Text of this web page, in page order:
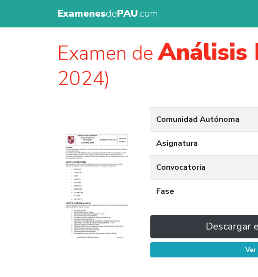
ExamenesdePAU.com
Examen deAnálisis
2024)
Comunidad Autónoma
Asignatura
Convocatoria
Fase
Descargar